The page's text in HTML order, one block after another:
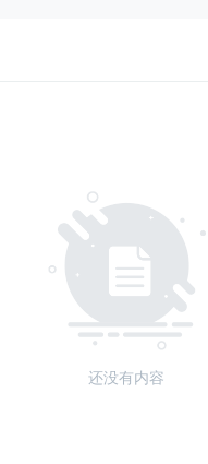
还没有内容